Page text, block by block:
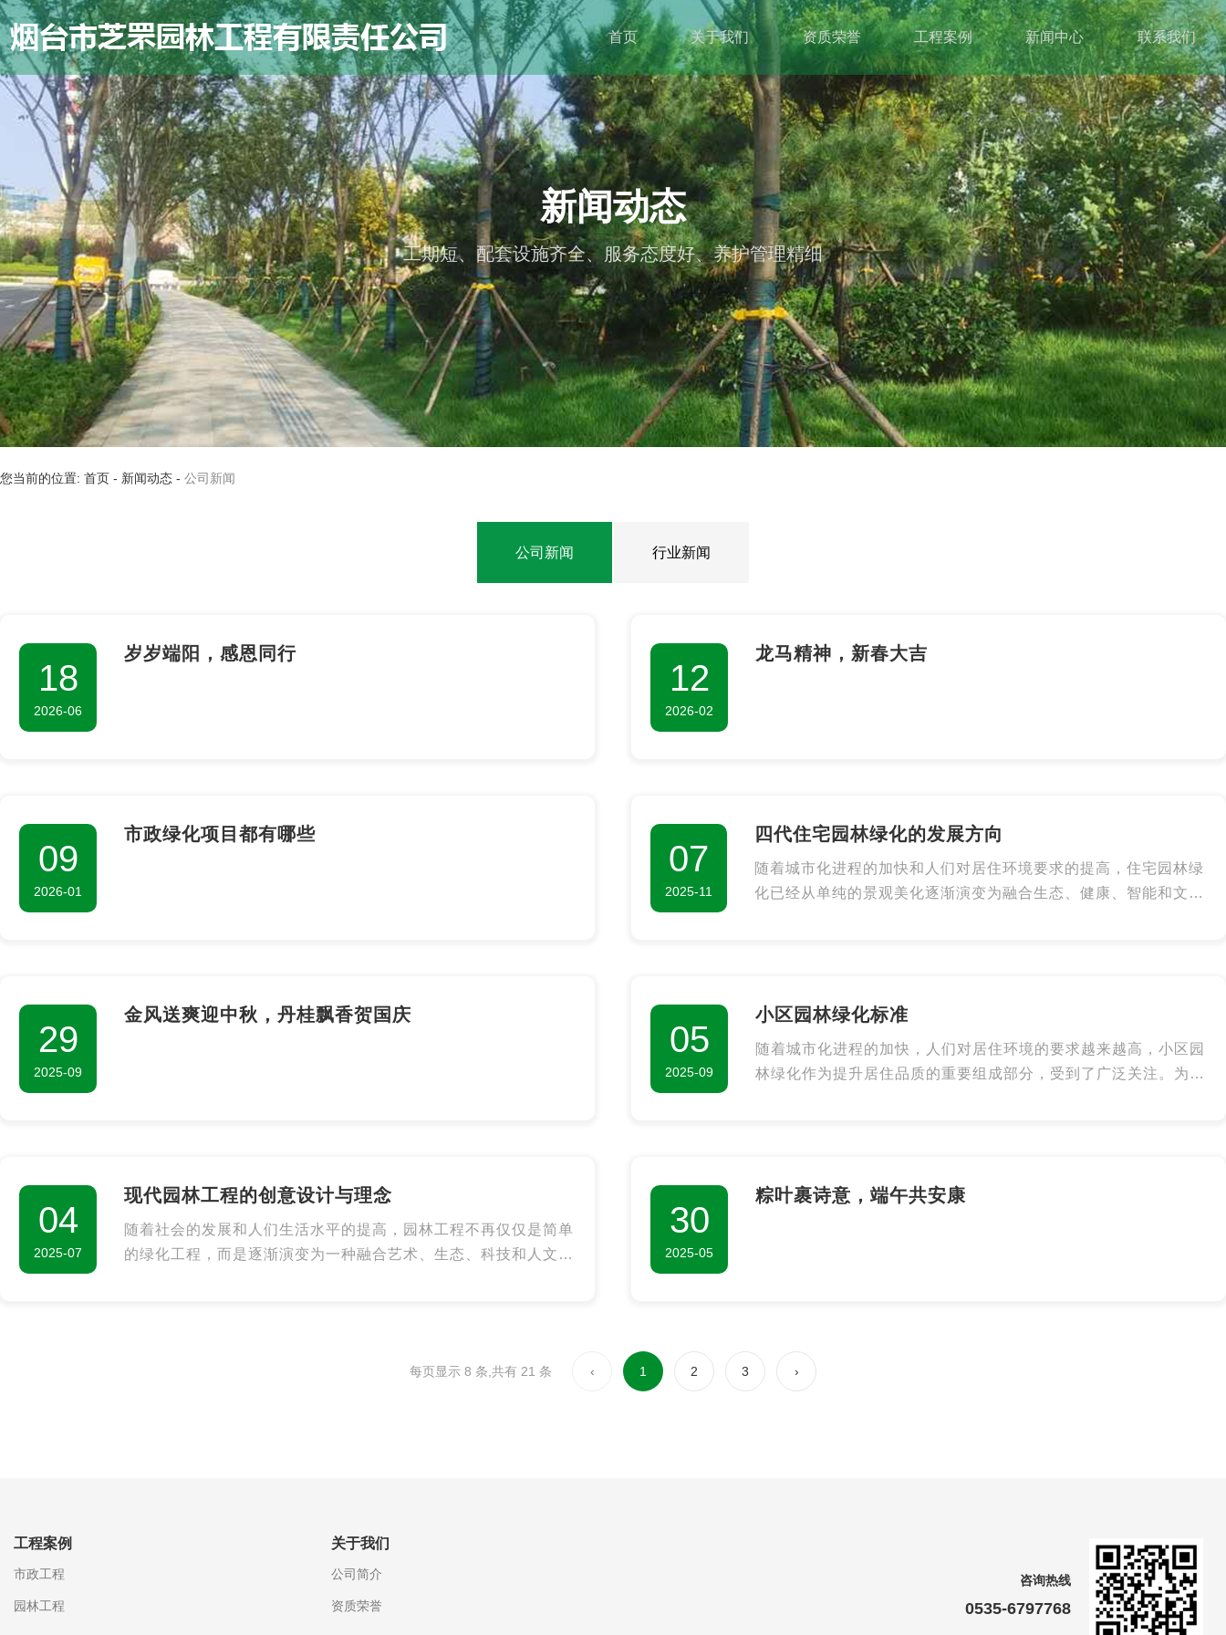
首页 关于我们 资质荣誉 工程案例 新闻中心 联系我们
新闻动态
工期短、配套设施齐全、服务态度好、养护管理精细
您当前的位置: 首页 - 新闻动态 - 公司新闻
公司新闻 行业新闻
18
2026-06
岁岁端阳，感恩同行
12
2026-02
龙马精神，新春大吉
09
2026-01
市政绿化项目都有哪些
07
2025-11
四代住宅园林绿化的发展方向
随着城市化进程的加快和人们对居住环境要求的提高，住宅园林绿
化已经从单纯的景观美化逐渐演变为融合生态、健康、智能和文化
29
2025-09
金风送爽迎中秋，丹桂飘香贺国庆
05
2025-09
小区园林绿化标准
随着城市化进程的加快，人们对居住环境的要求越来越高，小区园
林绿化作为提升居住品质的重要组成部分，受到了广泛关注。为了
04
2025-07
现代园林工程的创意设计与理念
随着社会的发展和人们生活水平的提高，园林工程不再仅仅是简单
的绿化工程，而是逐渐演变为一种融合艺术、生态、科技和人文的
30
2025-05
粽叶裹诗意，端午共安康
每页显示 8 条,共有 21 条 ‹ 1 2 3 ›
工程案例 关于我们
市政工程 公司简介
园林工程 资质荣誉
咨询热线
0535-6797768